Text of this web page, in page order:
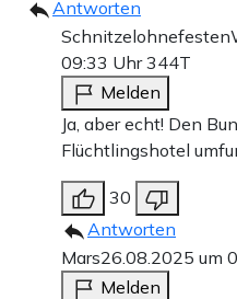
Antworten
09:33 Uhr344T
Melden
Ja, aber echt! Den
Flüchtlingshotel
30
Antworten
Mars26.08.2025 um
Melden